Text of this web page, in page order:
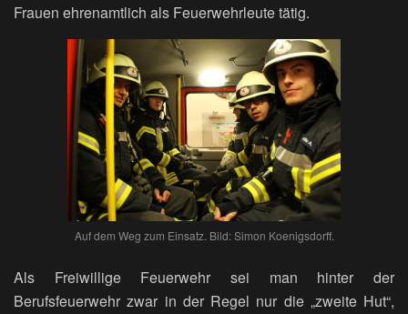
Frauen ehrenamtlich als Feuerwehrleute tätig.
Auf dem Weg zum Einsatz. Bild: Simon Koenigsdorff.
Als Freiwillige Feuerwehr sei man hinter der
Berufsfeuerwehr zwar in der Regel nur die „zweite Hut“,